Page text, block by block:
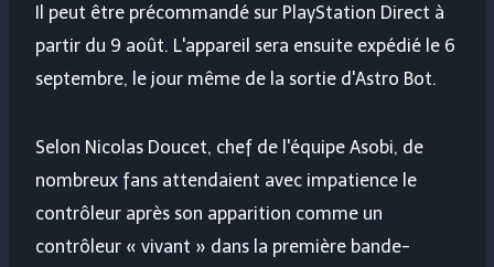
Il peut être précommandé sur PlayStation Direct à
partir du 9 août. L'appareil sera ensuite expédié le 6
septembre, le jour même de la sortie d'Astro Bot.
Selon Nicolas Doucet, chef de l'équipe Asobi, de
nombreux fans attendaient avec impatience le
contrôleur après son apparition comme un
contrôleur « vivant » dans la première bande-